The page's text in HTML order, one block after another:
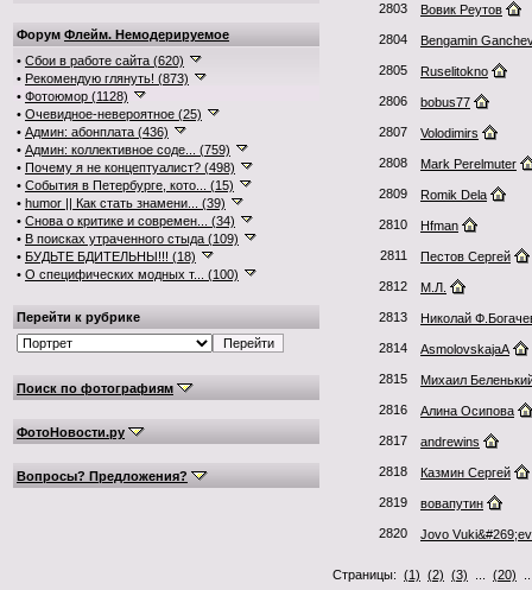
Форум Флейм. Немодерируемое
• Сбои в работе сайта (620)
• Рекомендую глянуть! (873)
• Фотоюмор (1128)
• Очевидное-невероятное (25)
• Админ: абонплата (436)
• Админ: коллективное соде... (759)
• Почему я не концептуалист? (498)
• События в Петербурге, кото... (15)
• humor || Как стать знамени... (39)
• Снова о критике и современ... (34)
• В поисках утраченного стыда (109)
• БУДЬТЕ БДИТЕЛЬНЫ!!! (18)
• О специфических модных т... (100)
Перейти к рубрике
Поиск по фотографиям
ФотоНовости.ру
Вопросы? Предложения?
2803 Вовик Реутов
2804 Bengamin
2805 Ruselitokno
2806 bobus77
2807 Volodimirs
2808 Mark Perelmuter
2809 Romik Dela
2810 Hfman
2811 Пестов Сергей
2812 М.Л.
2813 Николай
2814 AsmolovskajaA
2815 Михаил
2816 Алина Осипова
2817 andrewins
2818 Казмин Сергей
2819 вовапутин
2820 Jovo
Страницы: (1) (2) (3) (20)